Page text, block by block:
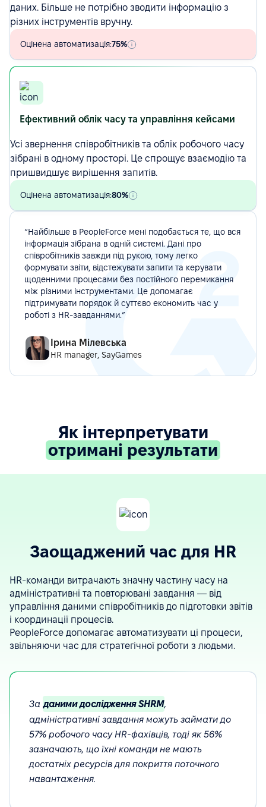
даних. Більше не потрібно зводити інформацію з
різних інструментів вручну.
Оцінена автоматизація:75%
Ефективний облік часу та управління кейсами
Усі звернення співробітників та облік робочого часу
зібрані в одному просторі. Це спрощує взаємодію та
пришвидшує вирішення запитів.
Оцінена автоматизація:80%
“Найбільше в PeopleForce мені подобається те, що вся
інформація зібрана в одній системі. Дані про
співробітників завжди під рукою, тому легко
формувати звіти, відстежувати запити та керувати
щоденними процесами без постійного перемикання
між різними інструментами. Це допомагає
підтримувати порядок й суттєво економить час у
роботі з HR-завданнями.”
Ірина Мілевська
HR manager, SayGames
Як інтерпретувати
отримані результати
Заощаджений час для HR
HR-команди витрачають значну частину часу на
адміністративні та повторювані завдання — від
управління даними співробітників до підготовки звітів
і координації процесів.
PeopleForce допомагає автоматизувати ці процеси,
звільняючи час для стратегічної роботи з людьми.
За даними дослідження SHRM,
адміністративні завдання можуть займати до
57% робочого часу HR-фахівців, тоді як 56%
зазначають, що їхні команди не мають
достатніх ресурсів для покриття поточного
навантаження.